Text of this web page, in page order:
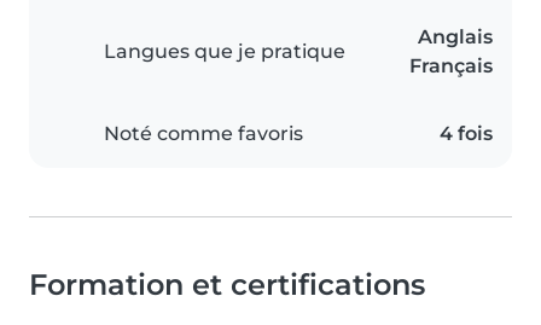
Langues que je pratique
Anglais
Français
Noté comme favoris 4 fois
Formation et certifications